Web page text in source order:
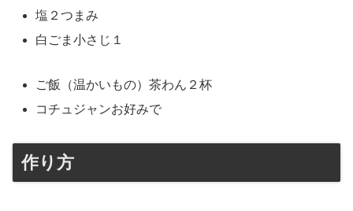
塩２つまみ
白ごま小さじ１
ご飯（温かいもの）茶わん２杯
コチュジャンお好みで
作り方